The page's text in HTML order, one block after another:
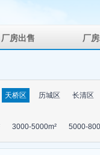
厂房出售 厂
天桥区 历城区 长清区
3000-5000m² 5000-